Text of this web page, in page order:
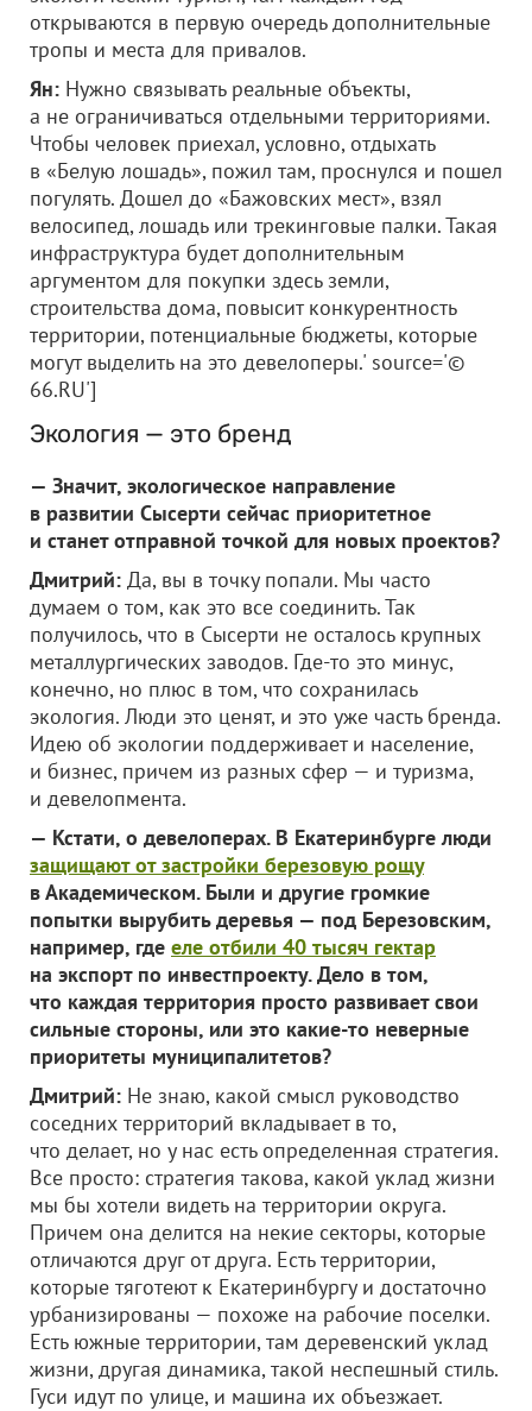
открываются в первую очередь дополнительные
тропы и места для привалов.
Ян: Нужно связывать реальные объекты,
а не ограничиваться отдельными территориями.
Чтобы человек приехал, условно, отдыхать
в «Белую лошадь», пожил там, проснулся и пошел
погулять. Дошел до «Бажовских мест», взял
велосипед, лошадь или трекинговые палки. Такая
инфраструктура будет дополнительным
аргументом для покупки здесь земли,
строительства дома, повысит конкурентность
территории, потенциальные бюджеты, которые
могут выделить на это девелоперы.' source='©
66.RU']
Экология — это бренд
— Значит, экологическое направление
в развитии Сысерти сейчас приоритетное
и станет отправной точкой для новых проектов?
Дмитрий: Да, вы в точку попали. Мы часто
думаем о том, как это все соединить. Так
получилось, что в Сысерти не осталось крупных
металлургических заводов. Где-то это минус,
конечно, но плюс в том, что сохранилась
экология. Люди это ценят, и это уже часть бренда.
Идею об экологии поддерживает и население,
и бизнес, причем из разных сфер — и туризма,
и девелопмента.
— Кстати, о девелоперах. В Екатеринбурге люди
защищают от застройки березовую рощу
в Академическом. Были и другие громкие
попытки вырубить деревья — под Березовским,
например, где еле отбили 40 тысяч гектар
на экспорт по инвестпроекту. Дело в том,
что каждая территория просто развивает свои
сильные стороны, или это какие-то неверные
приоритеты муниципалитетов?
Дмитрий: Не знаю, какой смысл руководство
соседних территорий вкладывает в то,
что делает, но у нас есть определенная стратегия.
Все просто: стратегия такова, какой уклад жизни
мы бы хотели видеть на территории округа.
Причем она делится на некие секторы, которые
отличаются друг от друга. Есть территории,
которые тяготеют к Екатеринбургу и достаточно
урбанизированы — похоже на рабочие поселки.
Есть южные территории, там деревенский уклад
жизни, другая динамика, такой неспешный стиль.
Гуси идут по улице, и машина их объезжает.